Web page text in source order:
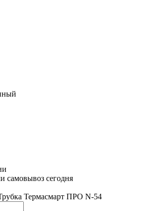
самовывоз сегодня
Термасмарт ПРО N-54